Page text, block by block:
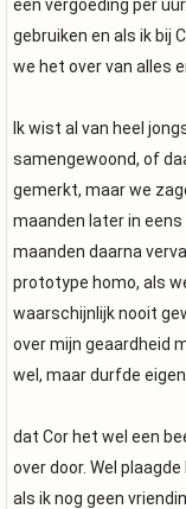
een vergoeding per
gebruiken en als ik bij
we het over van alles
Ik wist al van heel
samengewoond, of
gemerkt, maar we
maanden later in
maanden daarna
prototype homo, als
waarschijnlijk nooit
over mijn geaardheid
wel, maar durfde
dat Cor het wel een
over door. Wel
als ik nog geen